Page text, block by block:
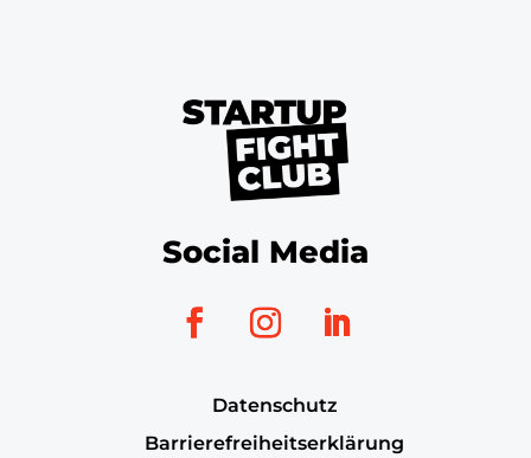
Social Media
Barrierefreiheitserklärung
Datenschutz